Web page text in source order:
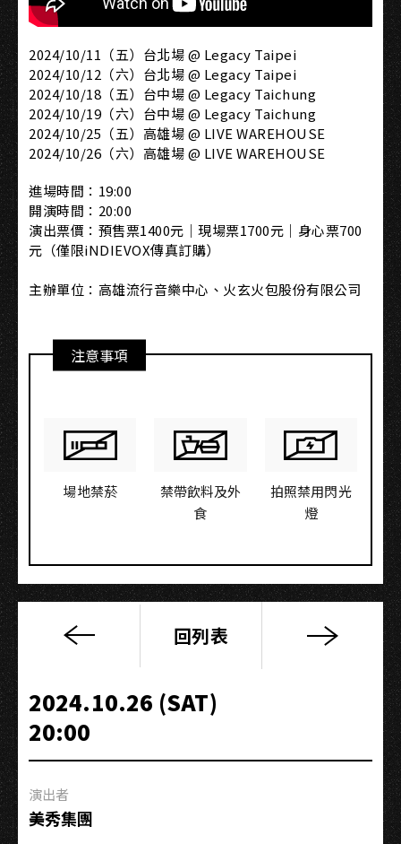
2024/10/11（五）台北場 @ Legacy Taipei
2024/10/12（六）台北場 @ Legacy Taipei
2024/10/18（五）台中場 @ Legacy Taichung
2024/10/19（六）台中場 @ Legacy Taichung
2024/10/25（五）高雄場 @ LIVE WAREHOUSE
2024/10/26（六）高雄場 @ LIVE WAREHOUSE
進場時間：19:00
開演時間：20:00
演出票價：預售票1400元｜現場票1700元｜身心票700
元（僅限iNDIEVOX傳真訂購）
主辦單位：高雄流行音樂中心、火玄火包股份有限公司
注意事項
場地禁菸
禁帶飲料及外
食
拍照禁用閃光
燈
「
た
ち
の
輝
君
回列表
2024.10.26 (SAT)
20:00
演出者
美秀集團